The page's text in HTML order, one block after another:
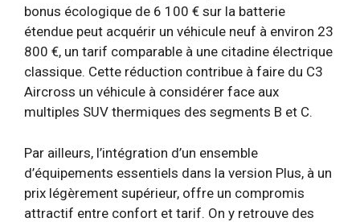
bonus écologique de 6 100 € sur la batterie
étendue peut acquérir un véhicule neuf à environ 23
800 €, un tarif comparable à une citadine électrique
classique. Cette réduction contribue à faire du C3
Aircross un véhicule à considérer face aux
multiples SUV thermiques des segments B et C.
Par ailleurs, l’intégration d’un ensemble
d’équipements essentiels dans la version Plus, à un
prix légèrement supérieur, offre un compromis
attractif entre confort et tarif. On y retrouve des